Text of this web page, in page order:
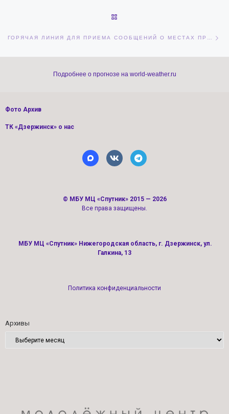
ГОРЯЧАЯ ЛИНИЯ ДЛЯ ПРИЕМА СООБЩЕНИЙ О МЕСТАХ ПРОДАЖИ ВЕЙПОВ И СИГАРЕТ НЕСОВЕРШЕННОЛЕТНИМ.
Подробнее о прогнозе на world-weather.ru
Фото Архив
ТК «Дзержинск» о нас
© МБУ МЦ «Спутник» 2015 — 2026
Все права защищены.
МБУ МЦ «Спутник» Нижегородская область, г. Дзержинск, ул.
Галкина, 13
Политика конфиденциальности
Архивы